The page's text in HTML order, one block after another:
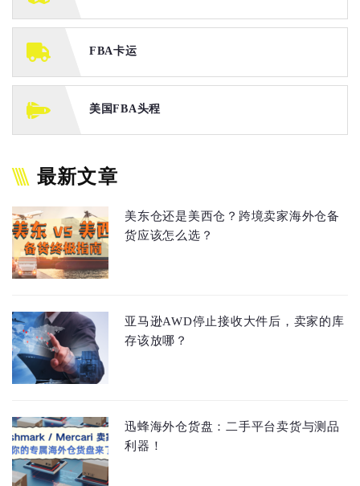
FBA卡运
美国FBA头程
最新文章
美东仓还是美西仓？跨境卖家海外仓备
货应该怎么选？
亚马逊AWD停止接收大件后，卖家的库
存该放哪？
迅蜂海外仓货盘：二手平台卖货与测品
利器！